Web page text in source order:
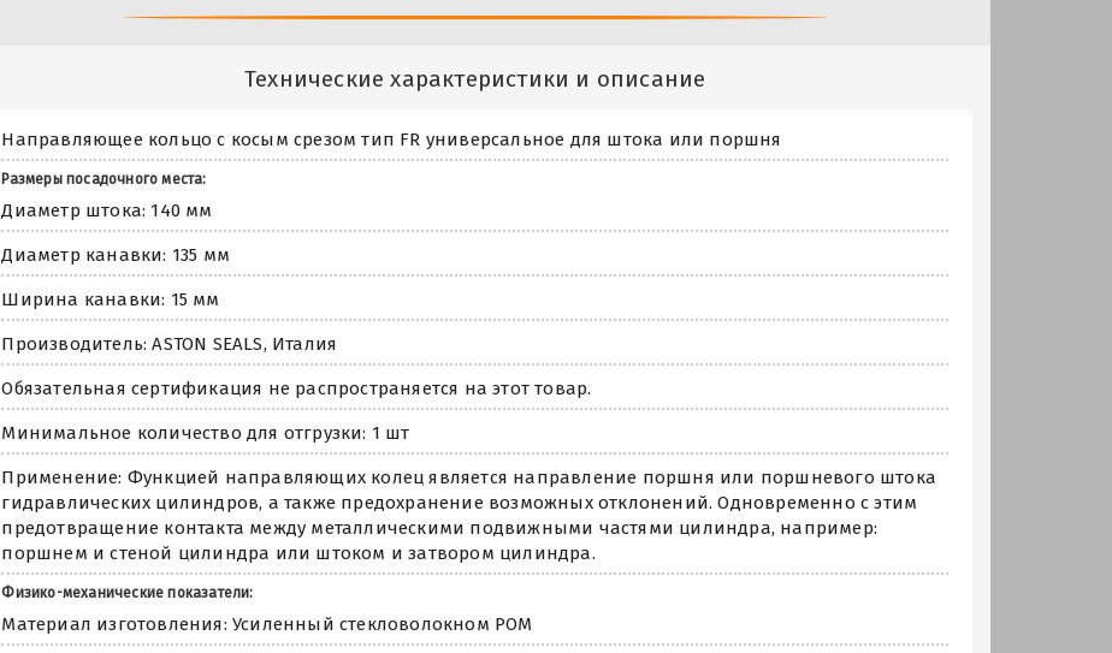
Технические характеристики и описание
Направляющее кольцо с косым срезом тип FR универсальное для штока или поршня
Размеры посадочного места:
Диаметр штока: 140 мм
Диаметр канавки: 135 мм
Ширина канавки: 15 мм
Производитель: ASTON SEALS, Италия
Обязательная сертификация не распространяется на этот товар.
Минимальное количество для отгрузки: 1 шт
Применение: Функцией направляющих колец является направление поршня или поршневого штока
гидравлических цилиндров, а также предохранение возможных отклонений. Одновременно с этим
предотвращение контакта между металлическими подвижными частями цилиндра, например:
поршнем и стеной цилиндра или штоком и затвором цилиндра.
Физико-механические показатели:
Материал изготовления: Усиленный стекловолокном POM